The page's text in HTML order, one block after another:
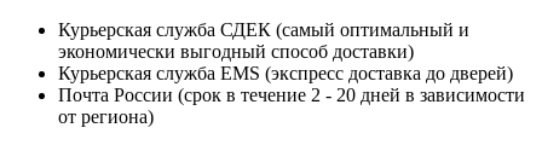
Курьерская служба СДЕК (самый оптимальный и
экономически выгодный способ доставки)
Курьерская служба EMS (экспресс доставка до дверей)
Почта России (срок в течение 2 - 20 дней в зависимости
от региона)